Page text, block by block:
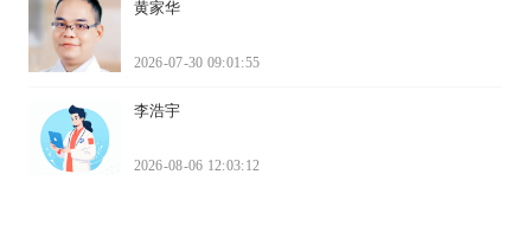
黄家华
2026-07-30 09:01:55
李浩宇
2026-08-06 12:03:12